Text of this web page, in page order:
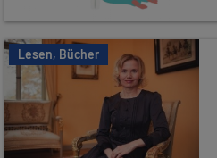
Lesen, Bücher